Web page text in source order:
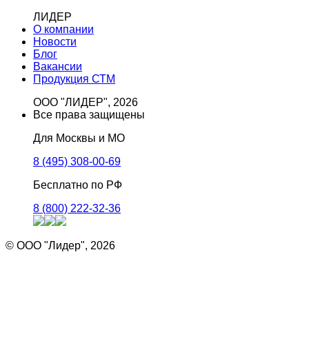
ЛИДЕР
О компании
Новости
Блог
Вакансии
Продукция СТМ
ООО "ЛИДЕР", 2026
Все права защищены
Для Москвы и МО
8 (495) 308-00-69
Бесплатно по РФ
8 (800) 222-32-36
© ООО "Лидер", 2026